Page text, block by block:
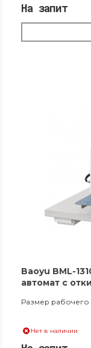
На запит
Baoyu BML-
автомат с
Размер рабочего
Нет в наличии